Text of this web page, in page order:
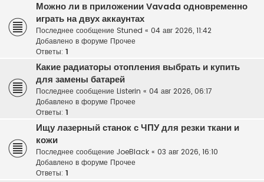
Можно ли в приложении Vavada одновременно
играть на двух аккаунтах
Последнее сообщение Stuned « 04 авг 2026, 11:42
Добавлено в форуме Прочее
Ответы: 1
Какие радиаторы отопления выбрать и купить
для замены батарей
Последнее сообщение Listerin « 04 авг 2026, 06:17
Добавлено в форуме Прочее
Ответы: 1
Ищу лазерный станок с ЧПУ для резки ткани и
кожи
Последнее сообщение JoeBlack « 03 авг 2026, 16:10
Добавлено в форуме Прочее
Ответы: 1